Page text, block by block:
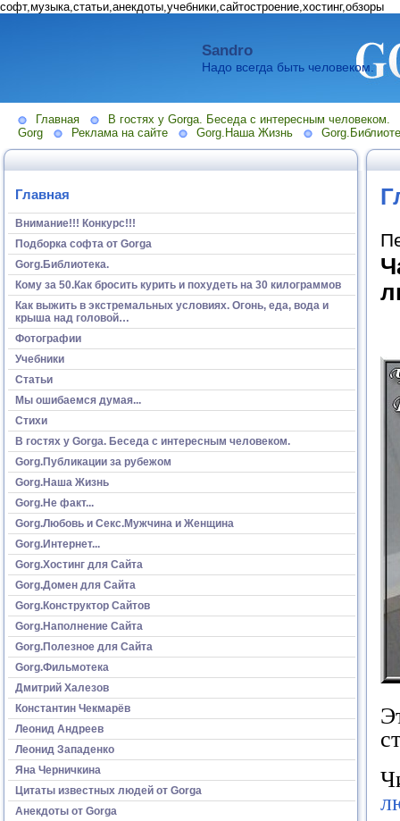
софт,музыка,статьи,анекдоты,учебники,сайтостроение,хостинг,обзоры
Sandro
Надо всегда быть человеком.
Главная
В гостях у Gorga. Беседа с интересным человеком.
Gorg
Реклама на сайте Gorg.Наша Жизнь
Главная
Внимание!!! Конкурс!!!
Подборка софта от Gorga
Gorg.Библиотека.
Кому за 50.Как бросить курить и похудеть на 30 килограммов
Как выжить в экстремальных условиях. Огонь, еда, вода и
крыша над головой…
Фотографии
Учебники
Статьи
Мы ошибаемся думая...
Стихи
В гостях у Gorga. Беседа с интересным человеком.
Gorg.Публикации за рубежом
Gorg.Наша Жизнь
Gorg.Не факт...
Gorg.Любовь и Секс.Мужчина и Женщина
Gorg.Интернет...
Gorg.Хостинг для Сайта
Gorg.Домен для Сайта
Gorg.Конструктор Сайтов
Gorg.Наполнение Сайта
Gorg.Полезное для Сайта
Gorg.Фильмотека
Дмитрий Халезов
Константин Чекмарёв
Леонид Андреев
Леонид Западенко
Яна Черничкина
Цитаты известных людей от Gorga
Анекдоты от Gorga